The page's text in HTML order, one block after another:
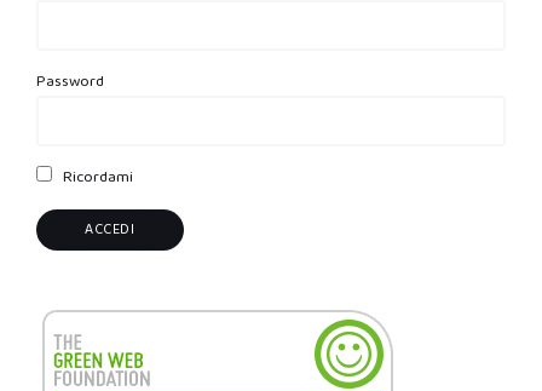
Password
Ricordami